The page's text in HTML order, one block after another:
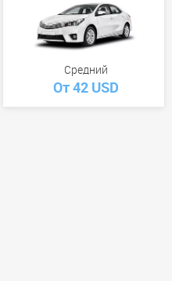
Средний
От 42 USD